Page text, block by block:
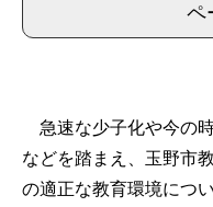
ペ
急速な少子化や今の
などを踏まえ、玉野市
の適正な教育環境につ